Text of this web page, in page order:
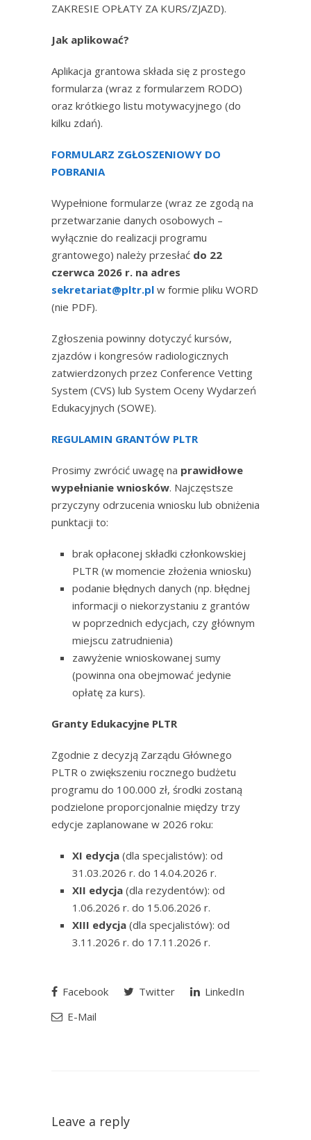
ZAKRESIE OPŁATY ZA KURS/ZJAZD).
Jak aplikować?
Aplikacja grantowa składa się z prostego
formularza (wraz z formularzem RODO)
oraz krótkiego listu motywacyjnego (do
kilku zdań).
FORMULARZ ZGŁOSZENIOWY DO
POBRANIA
Wypełnione formularze (wraz ze zgodą na
przetwarzanie danych osobowych –
wyłącznie do realizacji programu
grantowego) należy przesłać do 22
czerwca 2026 r. na adres
sekretariat@pltr.pl w formie pliku WORD
(nie PDF).
Zgłoszenia powinny dotyczyć kursów,
zjazdów i kongresów radiologicznych
zatwierdzonych przez Conference Vetting
System (CVS) lub System Oceny Wydarzeń
Edukacyjnych (SOWE).
REGULAMIN GRANTÓW PLTR
Prosimy zwrócić uwagę na prawidłowe
wypełnianie wniosków. Najczęstsze
przyczyny odrzucenia wniosku lub obniżenia
punktacji to:
brak opłaconej składki członkowskiej
PLTR (w momencie złożenia wniosku)
podanie błędnych danych (np. błędnej
informacji o niekorzystaniu z grantów
w poprzednich edycjach, czy głównym
miejscu zatrudnienia)
zawyżenie wnioskowanej sumy
(powinna ona obejmować jedynie
opłatę za kurs).
Granty Edukacyjne PLTR
Zgodnie z decyzją Zarządu Głównego
PLTR o zwiększeniu rocznego budżetu
programu do 100.000 zł, środki zostaną
podzielone proporcjonalnie między trzy
edycje zaplanowane w 2026 roku:
XI edycja (dla specjalistów): od
31.03.2026 r. do 14.04.2026 r.
XII edycja (dla rezydentów): od
1.06.2026 r. do 15.06.2026 r.
XIII edycja (dla specjalistów): od
3.11.2026 r. do 17.11.2026 r.
Facebook Twitter
LinkedIn
E-Mail
Leave a reply